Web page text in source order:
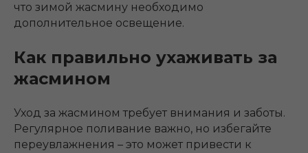
что зимой жасмину необходимо
дополнительное освещение.
Как правильно ухаживать за
жасмином
Уход за жасмином требует внимания и заботы.
Регулярное поливание важно, но избегайте
переувлажнения – это может привести к